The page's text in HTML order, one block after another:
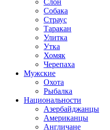
Слон
Собака
Страус
Таракан
Улитка
Утка
Хомяк
Черепаха
Мужские
Охота
Рыбалка
Национальности
Азербайджанцы
Американцы
Англичане